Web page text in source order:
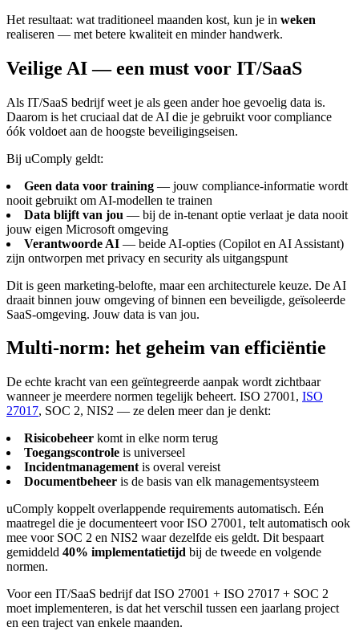
Het resultaat: wat traditioneel maanden kost, kun je in weken
realiseren — met betere kwaliteit en minder handwerk.
Veilige AI — een must voor IT/SaaS
Als IT/SaaS bedrijf weet je als geen ander hoe gevoelig data is.
Daarom is het cruciaal dat de AI die je gebruikt voor compliance
óók voldoet aan de hoogste beveiligingseisen.
Bij uComply geldt:
Geen data voor training — jouw compliance-informatie wordt
nooit gebruikt om AI-modellen te trainen
Data blijft van jou — bij de in-tenant optie verlaat je data nooit
jouw eigen Microsoft omgeving
Verantwoorde AI — beide AI-opties (Copilot en AI Assistant)
zijn ontworpen met privacy en security als uitgangspunt
Dit is geen marketing-belofte, maar een architecturele keuze. De AI
draait binnen jouw omgeving of binnen een beveiligde, geïsoleerde
SaaS-omgeving. Jouw data is van jou.
Multi-norm: het geheim van efficiëntie
De echte kracht van een geïntegreerde aanpak wordt zichtbaar
wanneer je meerdere normen tegelijk beheert. ISO 27001, ISO
27017, SOC 2, NIS2 — ze delen meer dan je denkt:
Risicobeheer komt in elke norm terug
Toegangscontrole is universeel
Incidentmanagement is overal vereist
Documentbeheer is de basis van elk managementsysteem
uComply koppelt overlappende requirements automatisch. Eén
maatregel die je documenteert voor ISO 27001, telt automatisch ook
mee voor SOC 2 en NIS2 waar dezelfde eis geldt. Dit bespaart
gemiddeld 40% implementatietijd bij de tweede en volgende
normen.
Voor een IT/SaaS bedrijf dat ISO 27001 + ISO 27017 + SOC 2
moet implementeren, is dat het verschil tussen een jaarlang project
en een traject van enkele maanden.